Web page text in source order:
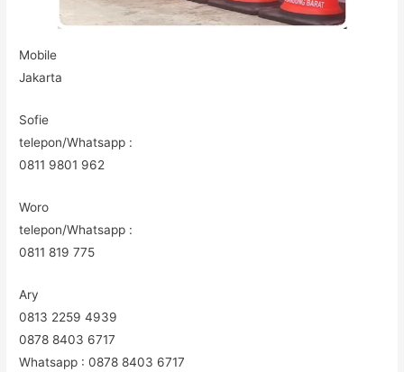
Mobile
Jakarta
Sofie
telepon/Whatsapp :
0811 9801 962
Woro
telepon/Whatsapp :
0811 819 775
Ary
0813 2259 4939
0878 8403 6717
Whatsapp : 0878 8403 6717